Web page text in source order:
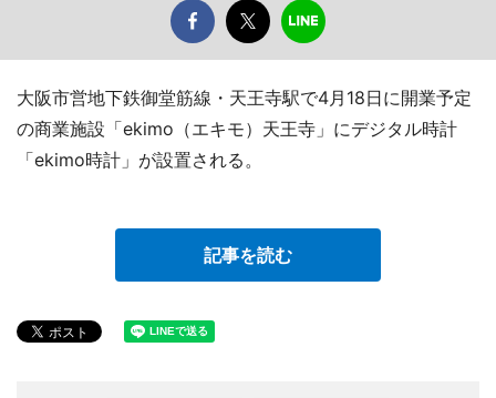
大阪市営地下鉄御堂筋線・天王寺駅で4月18日に開業予定
の商業施設「ekimo（エキモ）天王寺」にデジタル時計
「ekimo時計」が設置される。
記事を読む